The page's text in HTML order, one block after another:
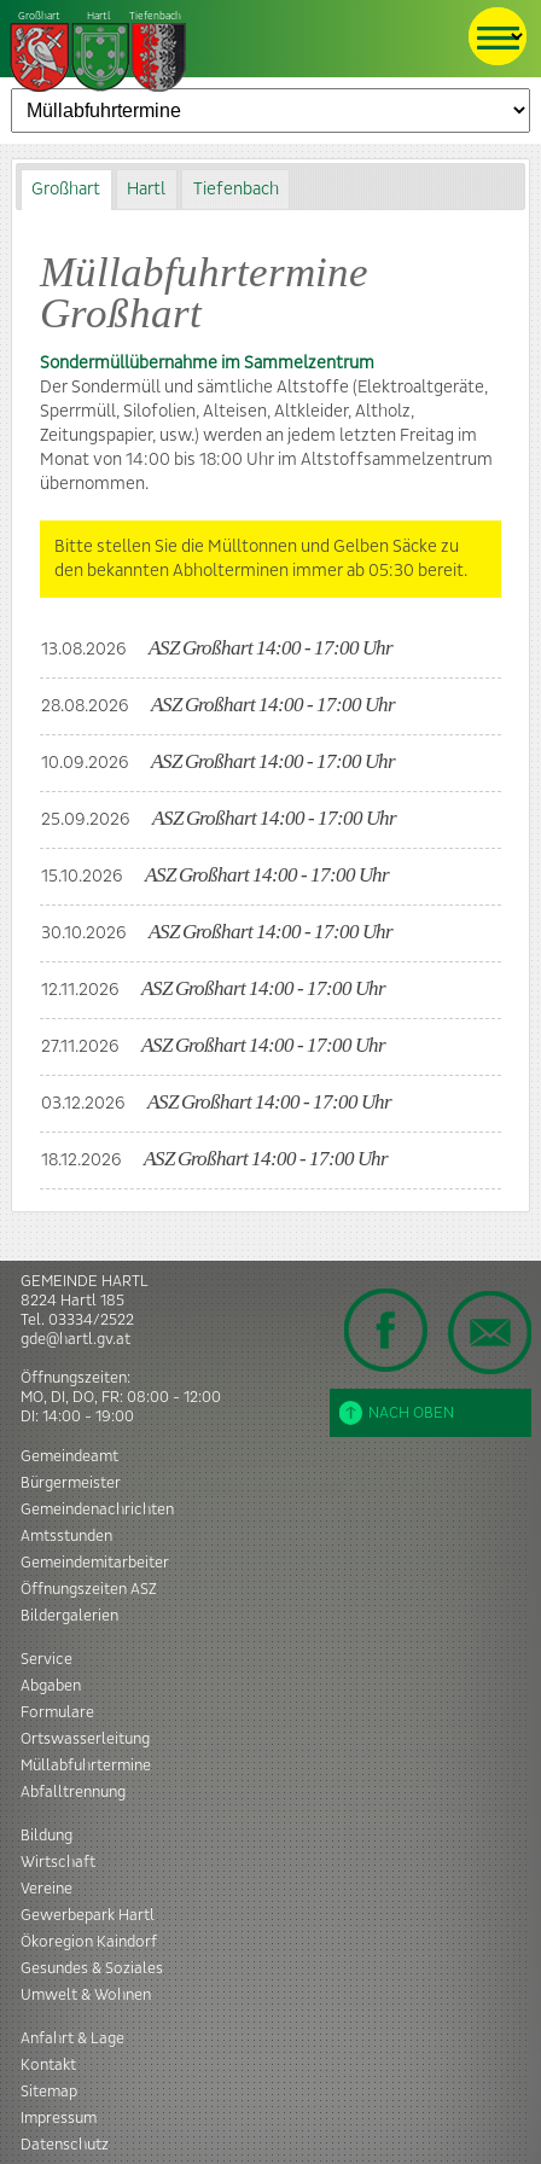
Großhart Hartl Tiefenbach
Großhart Hartl Tiefenbach
Müllabfuhrtermine
Großhart
Sondermüllübernahme im Sammelzentrum
Der Sondermüll und sämtliche Altstoffe (Elektroaltgeräte,
Sperrmüll, Silofolien, Alteisen, Altkleider, Altholz,
Zeitungspapier, usw.) werden an jedem letzten Freitag im
Monat von 14:00 bis 18:00 Uhr im Altstoffsammelzentrum
übernommen.
Bitte stellen Sie die Mülltonnen und Gelben Säcke zu
den bekannten Abholterminen immer ab 05:30 bereit.
13.08.2026 ASZ Großhart 14:00 - 17:00 Uhr
28.08.2026 ASZ Großhart 14:00 - 17:00 Uhr
10.09.2026 ASZ Großhart 14:00 - 17:00 Uhr
25.09.2026 ASZ Großhart 14:00 - 17:00 Uhr
15.10.2026 ASZ Großhart 14:00 - 17:00 Uhr
30.10.2026 ASZ Großhart 14:00 - 17:00 Uhr
12.11.2026 ASZ Großhart 14:00 - 17:00 Uhr
27.11.2026 ASZ Großhart 14:00 - 17:00 Uhr
03.12.2026 ASZ Großhart 14:00 - 17:00 Uhr
18.12.2026 ASZ Großhart 14:00 - 17:00 Uhr
NACH OBEN
GEMEINDE HARTL
8224 Hartl185
Tel. 03334/2522
gde@hartl.gv.at
Öffnungszeiten:
MO, DI, DO, FR: 08:00 - 12:00
DI: 14:00 - 19:00
Gemeindeamt
Bürgermeister
Gemeindenachrichten
Amtsstunden
Gemeindemitarbeiter
Öffnungszeiten ASZ
Bildergalerien
Service
Abgaben
Formulare
Ortswasserleitung
Müllabfuhrtermine
Abfalltrennung
Bildung
Wirtschaft
Vereine
Gewerbepark Hartl
Ökoregion Kaindorf
Gesundes & Soziales
Umwelt & Wohnen
Anfahrt & Lage
Kontakt
Sitemap
Impressum
Datenschutz